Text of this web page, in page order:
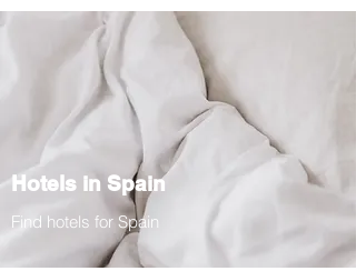
Hotels in Spain
Find hotels for Spain